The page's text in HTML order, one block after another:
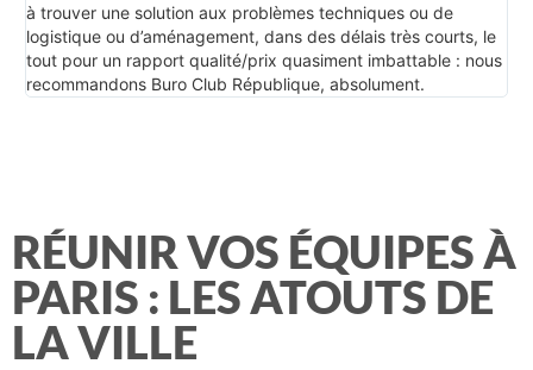
à trouver une solution aux problèmes techniques ou de
logistique ou d’aménagement, dans des délais très courts, le
tout pour un rapport qualité/prix quasiment imbattable : nous
recommandons Buro Club République, absolument.
RÉUNIR VOS ÉQUIPES À
PARIS : LES ATOUTS DE
LA VILLE